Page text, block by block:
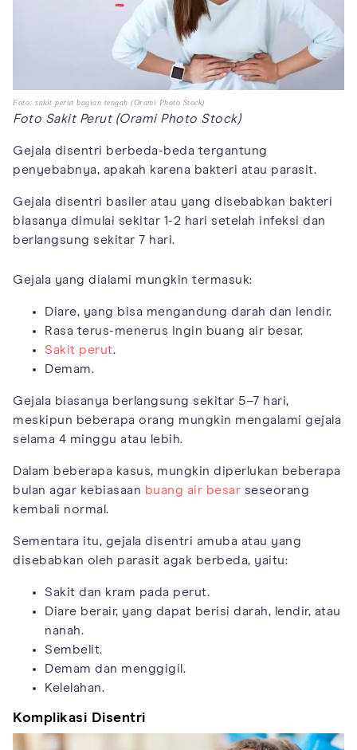
Foto: sakit perut bagian tengah (Orami Photo Stock)
Foto Sakit Perut (Orami Photo Stock)
Gejala disentri berbeda-beda tergantung
penyebabnya, apakah karena bakteri atau parasit.
Gejala disentri basiler atau yang disebabkan bakteri
biasanya dimulai sekitar 1-2 hari setelah infeksi dan
berlangsung sekitar 7 hari.
Gejala yang dialami mungkin termasuk:
Diare, yang bisa mengandung darah dan lendir.
Rasa terus-menerus ingin buang air besar.
Sakit perut.
Demam.
Gejala biasanya berlangsung sekitar 5–7 hari,
meskipun beberapa orang mungkin mengalami gejala
selama 4 minggu atau lebih.
Dalam beberapa kasus, mungkin diperlukan beberapa
bulan agar kebiasaan buang air besar seseorang
kembali normal.
Sementara itu, gejala disentri amuba atau yang
disebabkan oleh parasit agak berbeda, yaitu:
Sakit dan kram pada perut.
Diare berair, yang dapat berisi darah, lendir, atau
nanah.
Sembelit.
Demam dan menggigil.
Kelelahan.
Komplikasi Disentri